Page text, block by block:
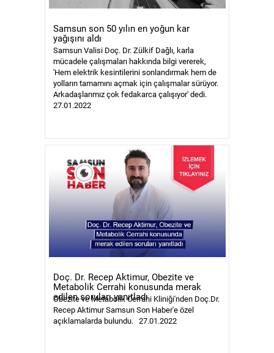
SİYASET
EKONOMİ
DÜNYA
MAGAZİN
GALERİ
YAZARLAR
Künye
İletişim
Gizlilik
Politikası
Samsun son 50 yılın en yoğun kar
yağışını aldı
Samsun Valisi Doç. Dr. Zülkif Dağlı, karla
mücadele çalışmaları hakkında bilgi vererek,
'Hem elektrik kesintilerini sonlandırmak hem de
yolların tamamını açmak için çalışmalar sürüyor.
Arkadaşlarımız çok fedakarca çalışıyor' dedi.
27.01.2022
Doç. Dr. Recep Aktimur, Obezite ve
Metabolik Cerrahi konusunda merak
edilen soruları yanıtladı
Obezite ve Metabolik Cerrahi Kliniği'nden Doç.Dr.
Recep Aktimur Samsun Son Haber'e özel
açıklamalarda bulundu. 27.01.2022